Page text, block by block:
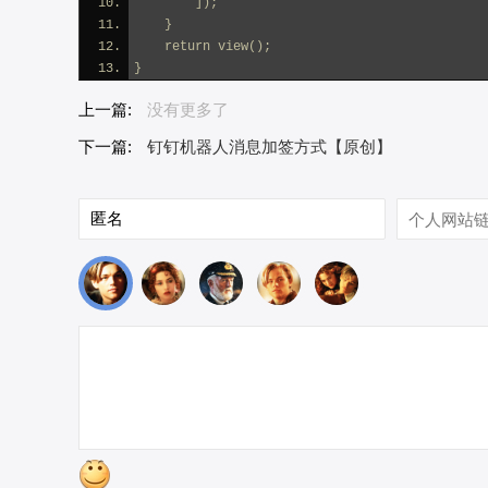
]);
}
return view();
}
上一篇:
没有更多了
下一篇:
钉钉机器人消息加签方式【原创】